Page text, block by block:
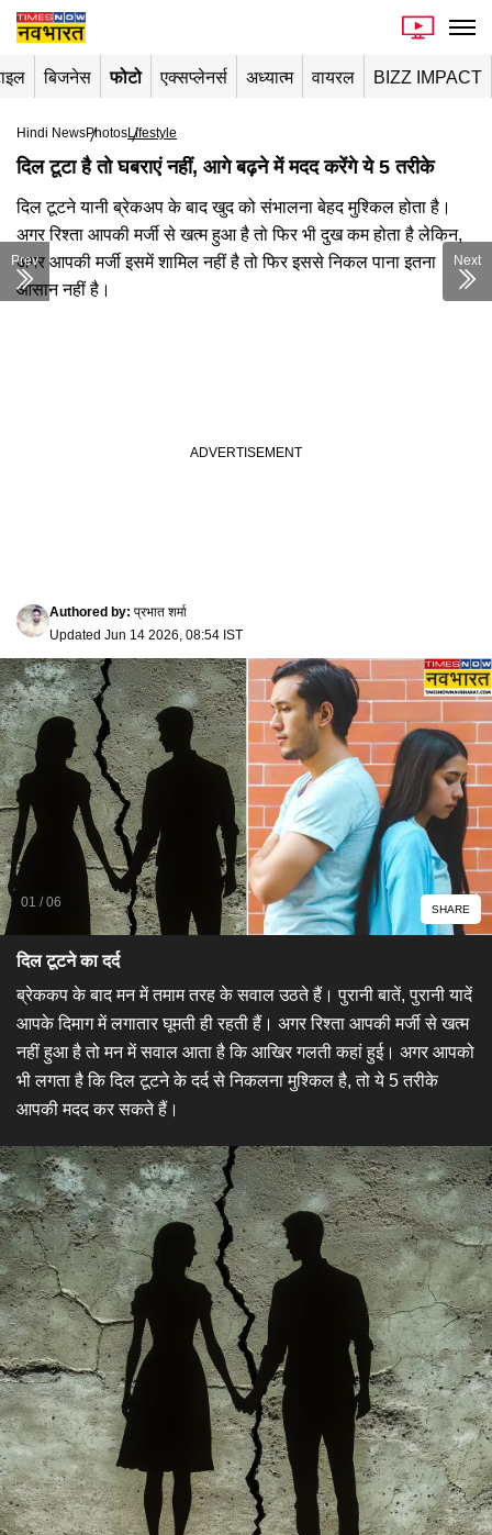
बिजनेस फोटो एक्सप्लेनर्स अध्यात्म वायरल BIZZ IMPACT
Hindi NewsPhotosLifestyle
दिल टूटा है तो घबराएं नहीं, आगे बढ़ने में मदद करेंगे ये 5 तरीके
दिल टूटने यानी ब्रेकअप के बाद खुद को संभालना बेहद मुश्किल होता है।
अगर रिश्ता आपकी मर्जी से खत्म हुआ है तो फिर भी दुख कम होता है लेकिन,
अगर आपकी मर्जी इसमें शामिल नहीं है तो फिर इससे निकल पाना इतना
आसान नहीं है।
Authored by: प्रभात शर्मा
Updated Jun 14 2026, 08:54 IST
01 /06 SHARE
​दिल टूटने का दर्द​
ब्रेककप के बाद मन में तमाम तरह के सवाल उठते हैं। पुरानी बातें, पुरानी यादें
आपके दिमाग में लगातार घूमती ही रहती हैं। अगर रिश्ता आपकी मर्जी से खत्म
नहीं हुआ है तो मन में सवाल आता है कि आखिर गलती कहां हुई। अगर आपको
भी लगता है कि दिल टूटने के दर्द से निकलना मुश्किल है, तो ये 5 तरीके
आपकी मदद कर सकते हैं।
Prev Next